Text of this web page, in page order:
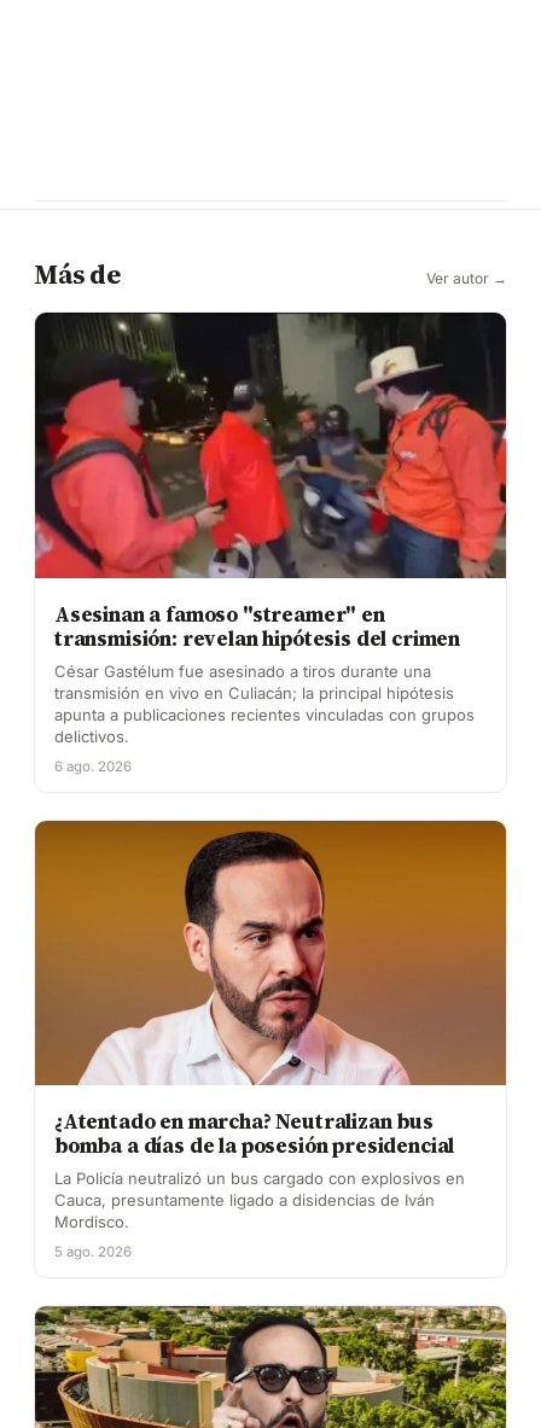
Más de Ver autor →
Asesinan a famoso "streamer" en
transmisión: revelan hipótesis del crimen
César Gastélum fue asesinado a tiros durante una
transmisión en vivo en Culiacán; la principal hipótesis
apunta a publicaciones recientes vinculadas con grupos
delictivos.
6 ago. 2026
¿Atentado en marcha? Neutralizan bus
bomba a días de la posesión presidencial
La Policía neutralizó un bus cargado con explosivos en
Cauca, presuntamente ligado a disidencias de Iván
Mordisco.
5 ago. 2026